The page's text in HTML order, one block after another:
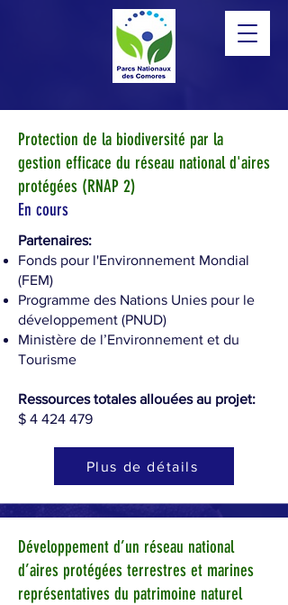
Protection de la biodiversité par la
gestion efficace du réseau national d'aires
protégées (RNAP 2)
En cours
Partenaires:
Fonds pour l'Environnement Mondial
(FEM)
Programme des Nations Unies pour le
développement (PNUD)
Ministère de l’Environnement et du
Tourisme
Ressources totales allouées au projet:
$ 4 424 479
Plus de détails
Développement d’un réseau national
d’aires protégées terrestres et marines
représentatives du patrimoine naturel